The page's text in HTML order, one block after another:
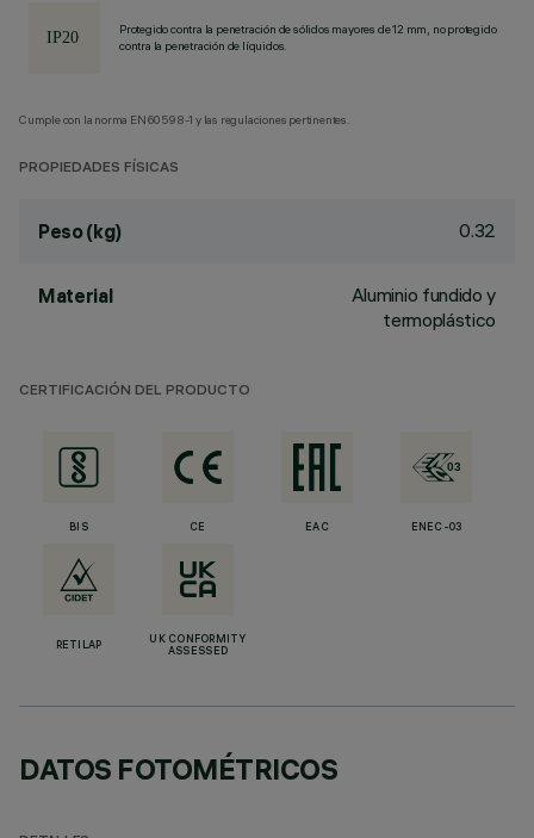
Protegido contra la penetración de sólidos mayores de 12 mm, no protegido
contra la penetración de líquidos.
Cumple con la norma EN60598-1 y las regulaciones pertinentes.
PROPIEDADES FÍSICAS
Peso (kg) 0.32
Material
Aluminio fundido y
termoplástico
CERTIFICACIÓN DEL PRODUCTO
BIS CE EAC ENEC-03
RETILAP
UK CONFORMITY
ASSESSED
DATOS FOTOMÉTRICOS